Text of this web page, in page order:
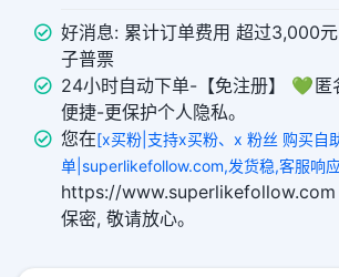
好消息: 累计订单费用 超过3,000
子普票
24小时自动下单-【免注册】 💚 匿
便捷-更保护个人隐私。
您在[x买粉|支持x买粉、x 粉丝 购买自
单|superlikefollow.com,发货稳,客服响
https://www.superlikefollow.com
保密, 敬请放心。